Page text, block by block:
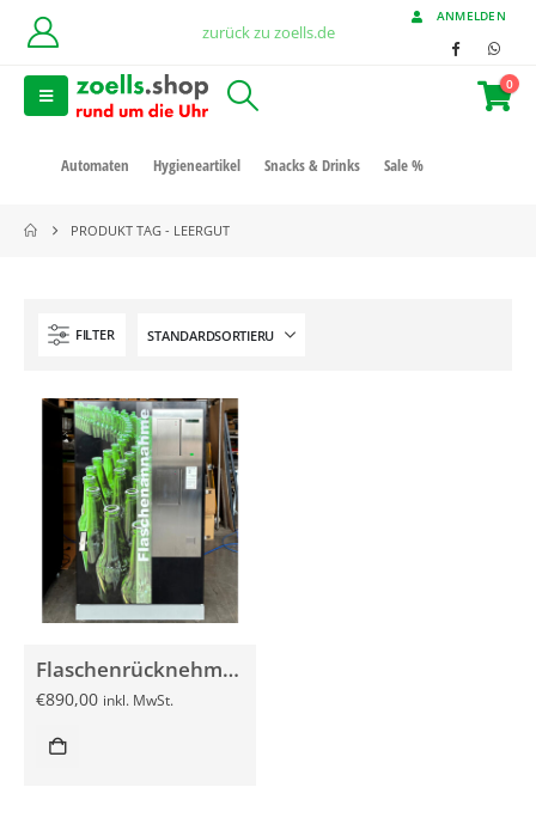
zurück zu zoells.de
ANMELDEN
0
Automaten Hygieneartikel Snacks & Drinks Sale %
PRODUKT TAG - LEERGUT
FILTER
Flaschenrücknehmer FR512 gebraucht, schwarz, seitlich grau
€890,00 inkl. MwSt.